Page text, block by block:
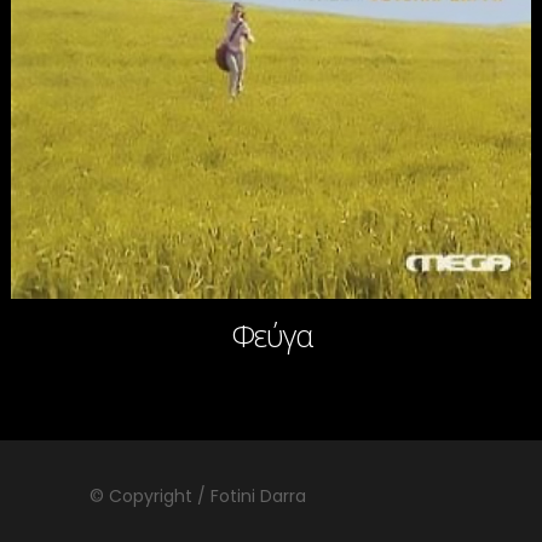
Φεύγα
© Copyright / Fotini Darra